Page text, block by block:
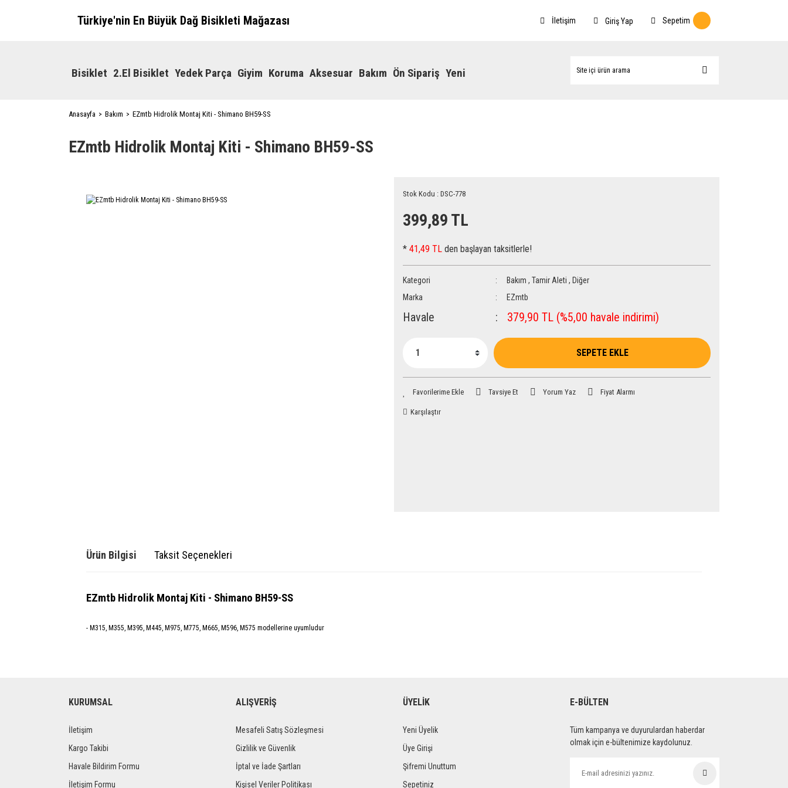
Türkiye'nin En Büyük Dağ Bisikleti Mağazası İletişim Giriş Yap Sepetim
Bisiklet 2.El Bisiklet Yedek Parça Giyim Koruma Aksesuar Bakım Ön Sipariş Yeni
Anasayfa Bakım EZmtb Hidrolik Montaj Kiti - Shimano BH59-SS
EZmtb Hidrolik Montaj Kiti - Shimano BH59-SS
Stok Kodu : DSC-778
399,89 TL
* 41,49 TL den başlayan taksitlerle!
Kategori Bakım , Tamir Aleti , Diğer
Marka
EZmtb
Havale 379,90 TL (%5,00 havale indirimi)
SEPETE EKLE
Tavsiye Et Yorum Yaz Fiyat Alarmı
Karşılaştır
Ürün Bilgisi Taksit Seçenekleri
EZmtb Hidrolik Montaj Kiti - Shimano BH59-SS
- M315, M355, M395, M445, M975, M775, M665, M596, M575 modellerine uyumludur
KURUMSAL
İletişim
Kargo Takibi
Havale Bildirim Formu
İletişim Formu
ALIŞVERİŞ
Mesafeli Satış Sözleşmesi
Gizlilik ve Güvenlik
İptal ve İade Şartları
Kişisel Veriler Politikası
ÜYELİK
Yeni Üyelik
Üye Girişi
Şifremi Unuttum
Sepetiniz
E-BÜLTEN
Tüm kampanya ve duyurulardan haberdar
olmak için e-bültenimize kaydolunuz.